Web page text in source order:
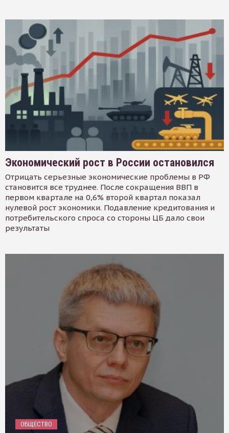
Экономический рост в России остановился
Отрицать серьезные экономические проблемы в РФ
становится все труднее. После сокращения ВВП в
первом квартале на 0,6% второй квартал показал
нулевой рост экономики. Подавление кредитования и
потребительского спроса со стороны ЦБ дало свои
результаты
ОБЩЕСТВО